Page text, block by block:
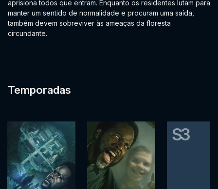
aprisiona todos que entram. Enquanto os residentes lutam para
manter um sentido de normalidade e procuram uma saída,
também devem sobreviver às ameaças da floresta
circundante.
Temporadas
S3